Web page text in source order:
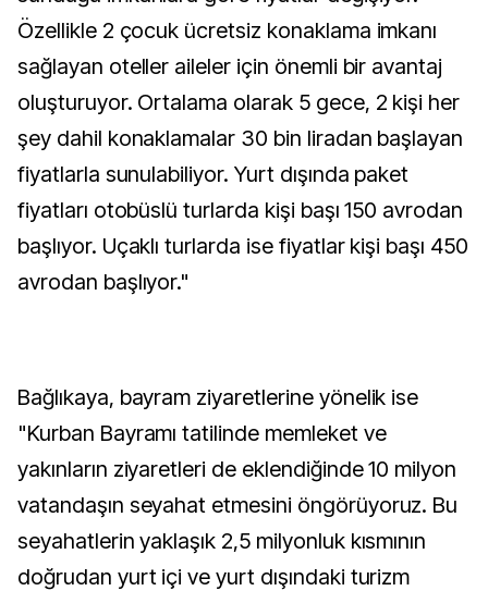
Özellikle 2 çocuk ücretsiz konaklama imkanı
sağlayan oteller aileler için önemli bir avantaj
oluşturuyor. Ortalama olarak 5 gece, 2 kişi her
şey dahil konaklamalar 30 bin liradan başlayan
fiyatlarla sunulabiliyor. Yurt dışında paket
fiyatları otobüslü turlarda kişi başı 150 avrodan
başlıyor. Uçaklı turlarda ise fiyatlar kişi başı 450
avrodan başlıyor."
Bağlıkaya, bayram ziyaretlerine yönelik ise
"Kurban Bayramı tatilinde memleket ve
yakınların ziyaretleri de eklendiğinde 10 milyon
vatandaşın seyahat etmesini öngörüyoruz. Bu
seyahatlerin yaklaşık 2,5 milyonluk kısmının
doğrudan yurt içi ve yurt dışındaki turizm